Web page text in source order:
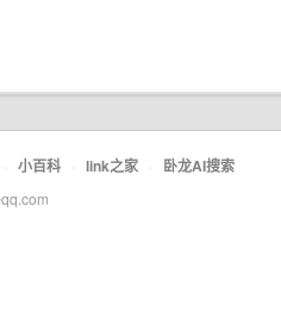
· 小百科 · link之家 · 卧龙AI搜索